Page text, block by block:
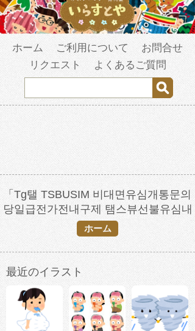
ホーム ご利用について
お問合せ
リクエスト
よくあるご質問
「Tg탤 TSBUSIM 비대면유심개통문의
당일급전가전내구제 탬스뷰선불유심내
구제 통신장기연체작업대출 수원시50
만원모바일급전대출」の検索結果
ホーム
最近のイラスト